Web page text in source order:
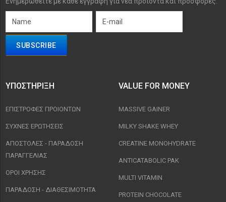
ΥΠΟΣΤΉΡΙΞΗ
ΕΠΙΣΤΡΟΦΈΣ ΠΡΟΙΟΝΤΩΝ
ΣΥΧΝΈΣ ΕΡΩΤΉΣΕΙΣ
ΑΠΟΣΤΟΛΈΣ - ΠΑΡΆΔΟΣΗ
ΠΑΡΑΓΓΕΛΊΑΣ
ΟΡΟΙ ΧΡΉΣΗΣ
ΠΑΡΑΔΟΣΗ - ΔΙΑΘΕΣΙΜΌΤΗΤΑ
VALUE FOR MONEY
MASSIVE GAINER
MILKY SHAKE WHEY
CREATINE MONOHYDRATE
ANTICATABOLIC PAK
MULTI VITAMIN
PROTEIN CHOCOLATE